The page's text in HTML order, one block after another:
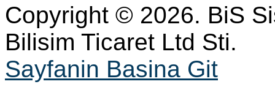
Copyright © 2026. BiS
Bilisim Ticaret Ltd Sti.
Sayfanin Basina Git